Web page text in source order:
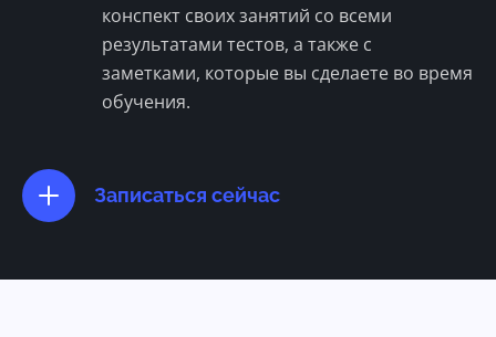
конспект своих занятий со всеми
результатами тестов, а также с
заметками, которые вы сделаете во время
обучения.
Записаться сейчас